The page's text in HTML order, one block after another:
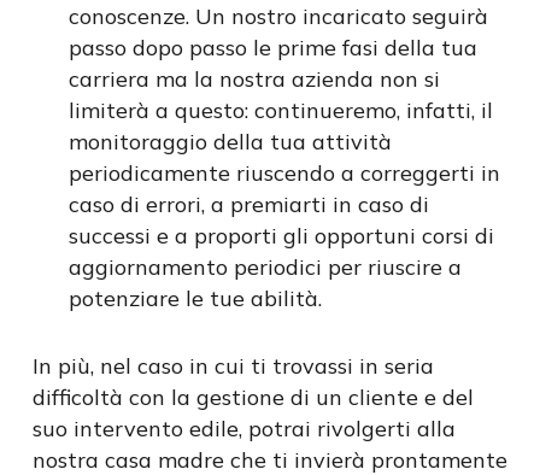
conoscenze. Un nostro incaricato seguirà
passo dopo passo le prime fasi della tua
carriera ma la nostra azienda non si
limiterà a questo: continueremo, infatti, il
monitoraggio della tua attività
periodicamente riuscendo a correggerti in
caso di errori, a premiarti in caso di
successi e a proporti gli opportuni corsi di
aggiornamento periodici per riuscire a
potenziare le tue abilità.
In più, nel caso in cui ti trovassi in seria
difficoltà con la gestione di un cliente e del
suo intervento edile, potrai rivolgerti alla
nostra casa madre che ti invierà prontamente